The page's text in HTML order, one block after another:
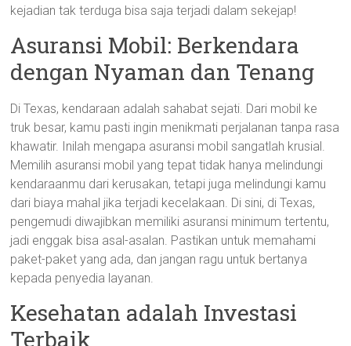
kejadian tak terduga bisa saja terjadi dalam sekejap!
Asuransi Mobil: Berkendara
dengan Nyaman dan Tenang
Di Texas, kendaraan adalah sahabat sejati. Dari mobil ke
truk besar, kamu pasti ingin menikmati perjalanan tanpa rasa
khawatir. Inilah mengapa asuransi mobil sangatlah krusial.
Memilih asuransi mobil yang tepat tidak hanya melindungi
kendaraanmu dari kerusakan, tetapi juga melindungi kamu
dari biaya mahal jika terjadi kecelakaan. Di sini, di Texas,
pengemudi diwajibkan memiliki asuransi minimum tertentu,
jadi enggak bisa asal-asalan. Pastikan untuk memahami
paket-paket yang ada, dan jangan ragu untuk bertanya
kepada penyedia layanan.
Kesehatan adalah Investasi
Terbaik